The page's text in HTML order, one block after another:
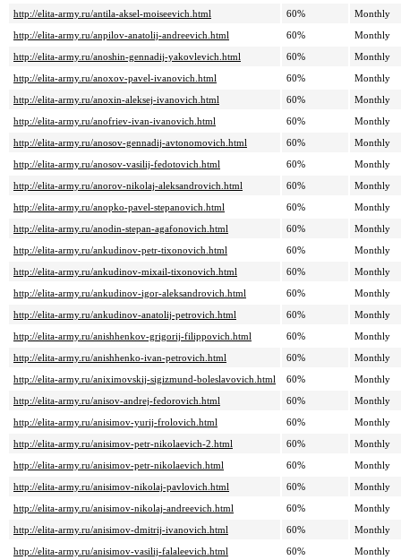
http://elita-army.ru/antila-aksel-moiseevich.html
60%
Monthly
http://elita-army.ru/anpilov-anatolij-andreevich.html
60%
Monthly
http://elita-army.ru/anoshin-gennadij-yakovlevich.html
60%
Monthly
http://elita-army.ru/anoxov-pavel-ivanovich.html
60%
Monthly
http://elita-army.ru/anoxin-aleksej-ivanovich.html
60%
Monthly
http://elita-army.ru/anofriev-ivan-ivanovich.html
60%
Monthly
http://elita-army.ru/anosov-gennadij-avtonomovich.html
60%
Monthly
http://elita-army.ru/anosov-vasilij-fedotovich.html
60%
Monthly
http://elita-army.ru/anorov-nikolaj-aleksandrovich.html
60%
Monthly
http://elita-army.ru/anopko-pavel-stepanovich.html
60%
Monthly
http://elita-army.ru/anodin-stepan-agafonovich.html
60%
Monthly
http://elita-army.ru/ankudinov-petr-tixonovich.html
60%
Monthly
http://elita-army.ru/ankudinov-mixail-tixonovich.html
60%
Monthly
http://elita-army.ru/ankudinov-igor-aleksandrovich.html
60%
Monthly
http://elita-army.ru/ankudinov-anatolij-petrovich.html
60%
Monthly
http://elita-army.ru/anishhenkov-grigorij-filippovich.html
60%
Monthly
http://elita-army.ru/anishhenko-ivan-petrovich.html
60%
Monthly
http://elita-army.ru/aniximovskij-sigizmund-boleslavovich.html
60%
Monthly
http://elita-army.ru/anisov-andrej-fedorovich.html
60%
Monthly
http://elita-army.ru/anisimov-yurij-frolovich.html
60%
Monthly
http://elita-army.ru/anisimov-petr-nikolaevich-2.html
60%
Monthly
http://elita-army.ru/anisimov-petr-nikolaevich.html
60%
Monthly
http://elita-army.ru/anisimov-nikolaj-pavlovich.html
60%
Monthly
http://elita-army.ru/anisimov-nikolaj-andreevich.html
60%
Monthly
http://elita-army.ru/anisimov-dmitrij-ivanovich.html
60%
Monthly
http://elita-army.ru/anisimov-vasilij-falaleevich.html
60%
Monthly